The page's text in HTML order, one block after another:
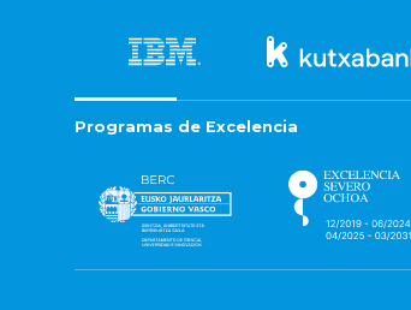
Programas de Excelencia